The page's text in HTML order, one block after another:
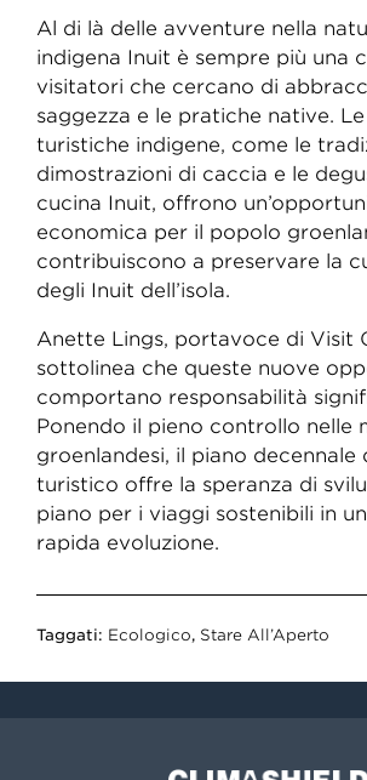
Al di là delle avventure nella
indigena Inuit è sempre più una
visitatori che cercano di
saggezza e le pratiche native.
turistiche indigene, come le
dimostrazioni di caccia e le
cucina Inuit, offrono
economica per il popolo
contribuiscono a preservare la
degli Inuit dell’isola.
Anette Lings, portavoce di Visit
sottolinea che queste nuove
comportano responsabilità
Ponendo il pieno controllo nelle
groenlandesi, il piano decennale
turistico offre la speranza di
piano per i viaggi sostenibili in
rapida evoluzione.
Taggati: Ecologico, Stare All’Aperto